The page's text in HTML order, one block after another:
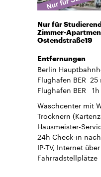
Nur für
Zimmer-
Ostendstraße19
Entfernungen
Berlin
Flughafen BER 25
Flughafen BER
Waschcenter mit
Trocknern
Hausmeister-
24h Check-in
IP-TV, Internet
Fahrradstellplätze